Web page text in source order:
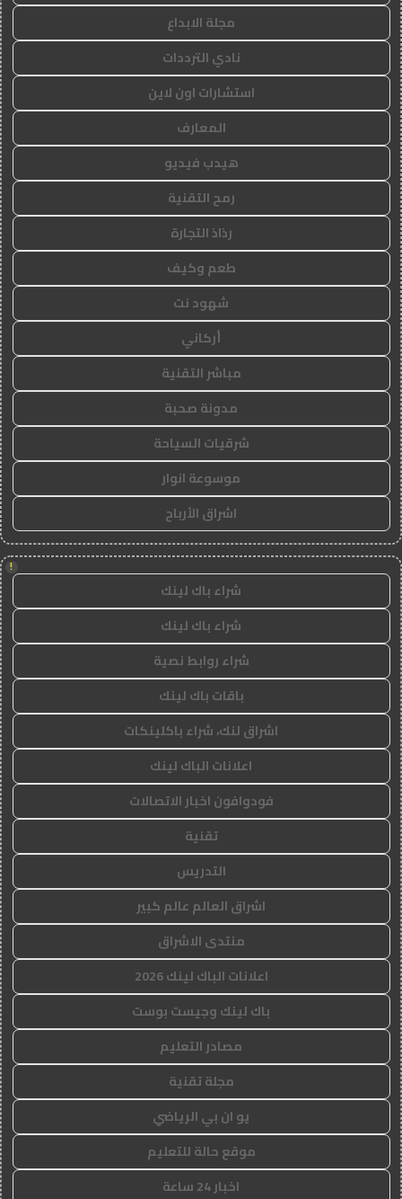
مجلة الابداع
نادي الترددات
استشارات اون لاين
المعارف
هيدب فيديو
رمح التقنية
رذاذ التجارة
طعم وكيف
شهود نت
أركاني
مباشر التقنية
مدونة صحبة
شرقيات السياحة
موسوعة انوار
اشراق الأرباح
!
شراء باك لينك
شراء باك لينك
شراء روابط نصية
باقات باك لينك
اشراق لنك، شراء باكلينكات
اعلانات الباك لينك
فودوافون اخبار الاتصالات
تقنية
التدريس
اشراق العالم عالم كبير
منتدى الاشراق
اعلانات الباك لينك 2026
باك لينك وجيست بوست
مصادر التعليم
مجلة تقنية
يو ان بي الرياضي
موقع حالة للتعليم
اخبار 24 ساعة